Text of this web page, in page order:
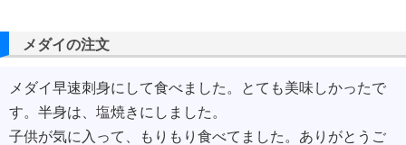
メダイの注文
メダイ早速刺身にして食べました。とても美味しかったで
す。半身は、塩焼きにしました。
子供が気に入って、もりもり食べてました。ありがとうご